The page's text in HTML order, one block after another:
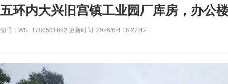
五环内大兴旧宫镇工业园厂库房，办公
编号：WS_1780561662 更新时间: 2026/6/4 16:27:42